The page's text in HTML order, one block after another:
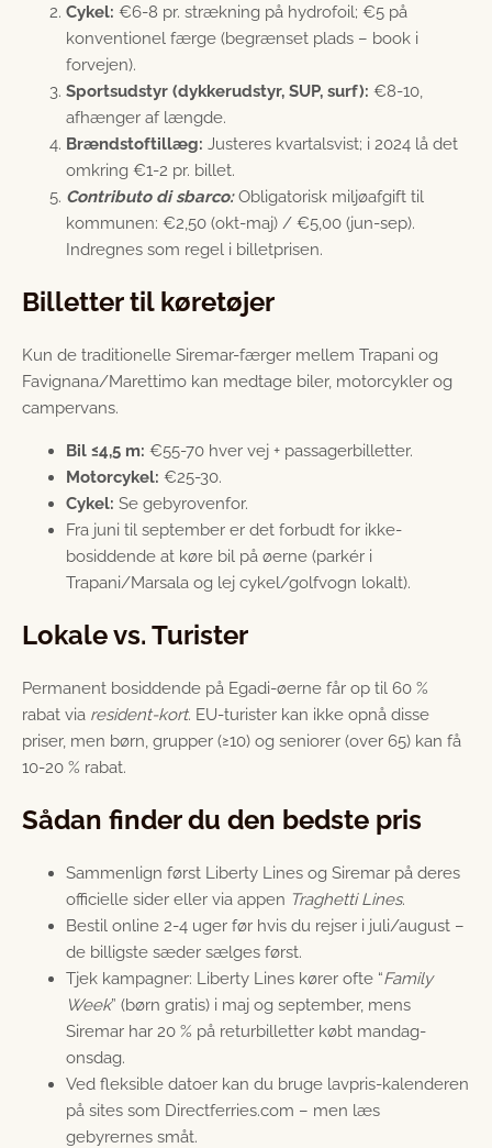
Cykel: €6-8 pr. strækning på hydrofoil; €5 på
konventionel færge (begrænset plads – book i
forvejen).
Sportsudstyr (dykkerudstyr, SUP, surf): €8-10,
afhænger af længde.
Brændstoftillæg: Justeres kvartalsvist; i 2024 lå det
omkring €1-2 pr. billet.
Contributo di sbarco:Obligatorisk miljøafgift til
kommunen: €2,50 (okt-maj) / €5,00 (jun-sep).
Indregnes som regel i billetprisen.
Billetter til køretøjer
Kun de traditionelle Siremar-færger mellem Trapani og
Favignana/Marettimo kan medtage biler, motorcykler og
campervans.
Bil ≤4,5 m: €55-70 hver vej + passagerbilletter.
Motorcykel: €25-30.
Cykel: Se gebyrovenfor.
Fra juni til september er det forbudt for ikke-
bosiddende at køre bil på øerne (parkér i
Trapani/Marsala og lej cykel/golfvogn lokalt).
Lokale vs. Turister
Permanent bosiddende på Egadi-øerne får op til 60 %
rabat via resident-kort. EU-turister kan ikke opnå disse
priser, men børn, grupper (≥10) og seniorer (over 65) kan få
10-20 % rabat.
Sådan finder du den bedste pris
Sammenlign først Liberty Lines og Siremar på deres
officielle sider eller via appen Traghetti Lines.
Bestil online 2-4 uger før hvis du rejser i juli/august –
de billigste sæder sælges først.
Tjek kampagner: Liberty Lines kører ofte “Family
Week” (børn gratis) i maj og september, mens
Siremar har 20 % på returbilletter købt mandag-
onsdag.
Ved fleksible datoer kan du bruge lavpris-kalenderen
på sites som Directferries.com – men læs
gebyrernes småt.